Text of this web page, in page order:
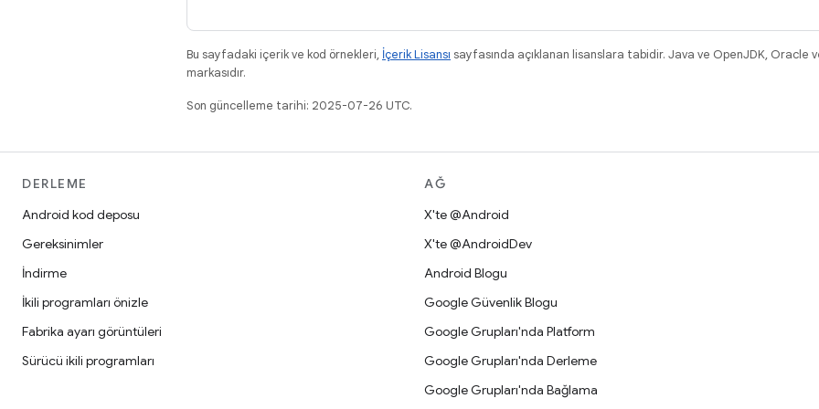
Bu sayfadaki içerik ve kod örnekleri, İçerik Lisansı sayfasında açıklanan lisanslara tabidir. Java ve OpenJDK, Oracle
markasıdır.
Son güncelleme tarihi: 2025-07-26 UTC.
DERLEME
Android kod deposu
Gereksinimler
İndirme
İkili programları önizle
Fabrika ayarı görüntüleri
Sürücü ikili programları
AĞ
X'te @Android
X'te @AndroidDev
Android Blogu
Google Güvenlik Blogu
Google Grupları'nda Platform
Google Grupları'nda Derleme
Google Grupları'nda Bağlama